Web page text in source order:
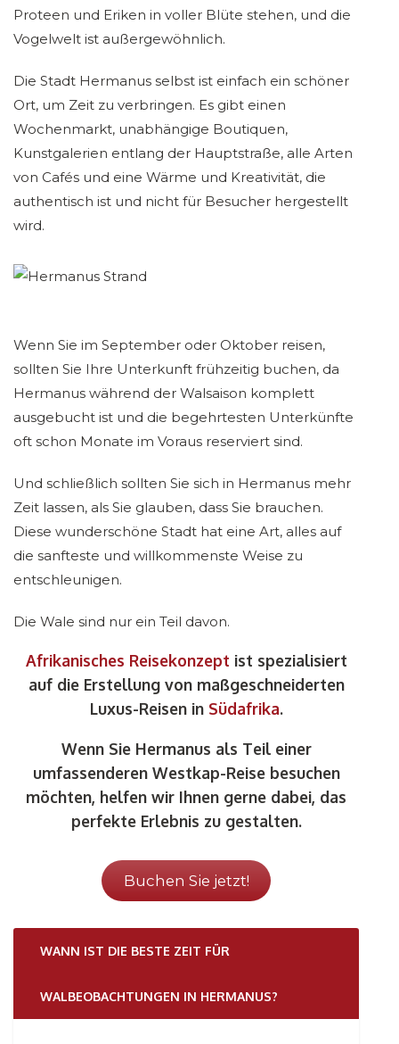
Proteen und Eriken in voller Blüte stehen, und die
Vogelwelt ist außergewöhnlich.
Die Stadt Hermanus selbst ist einfach ein schöner
Ort, um Zeit zu verbringen. Es gibt einen
Wochenmarkt, unabhängige Boutiquen,
Kunstgalerien entlang der Hauptstraße, alle Arten
von Cafés und eine Wärme und Kreativität, die
authentisch ist und nicht für Besucher hergestellt
wird.
Wenn Sie im September oder Oktober reisen,
sollten Sie Ihre Unterkunft frühzeitig buchen, da
Hermanus während der Walsaison komplett
ausgebucht ist und die begehrtesten Unterkünfte
oft schon Monate im Voraus reserviert sind.
Und schließlich sollten Sie sich in Hermanus mehr
Zeit lassen, als Sie glauben, dass Sie brauchen.
Diese wunderschöne Stadt hat eine Art, alles auf
die sanfteste und willkommenste Weise zu
entschleunigen.
Die Wale sind nur ein Teil davon.
Afrikanisches Reisekonzept ist spezialisiert
auf die Erstellung von maßgeschneiderten
Luxus-Reisen in Südafrika.
Wenn Sie Hermanus als Teil einer
umfassenderen Westkap-Reise besuchen
möchten, helfen wir Ihnen gerne dabei, das
perfekte Erlebnis zu gestalten.
Buchen Sie jetzt!
WANN IST DIE BESTE ZEIT FÜR
WALBEOBACHTUNGEN IN HERMANUS?